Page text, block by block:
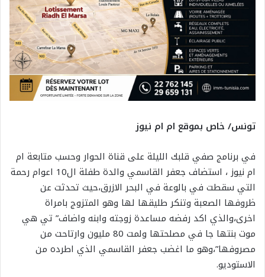
تونس/ خاص بموقع ام ام نيوز
في برنامج صفي قلبك الليلة على قناة الحوار وحسب متابعة ام
ام نيوز ، استضاف جعفر القاسمي والدة طفلة ال10 اعوام رحمة
التي سقطت في بالوعة في البحر الازرق،حيث تحدثت عن
ظروفها الصعبة وتنكر طليقها لها وهو المتزوج بامراة
اخرى،والذي اكد رفضه مساعدة زوجته وابنه واضاف” تي هي
موت بنتها جا في مصلحتها ولمت 80 مليون وارتاحت من
مصروفها”،وهو ما اغضب جعفر القاسمي الذي اطرده من
الاستوديو.